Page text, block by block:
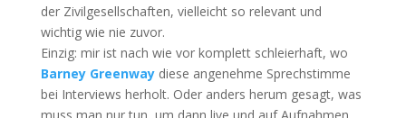
der Zivilgesellschaften, vielleicht so relevant und
wichtig wie nie zuvor.
Einzig: mir ist nach wie vor komplett schleierhaft, wo
Barney Greenwaydiese angenehme Sprechstimme
bei Interviews herholt. Oder anders herum gesagt, was